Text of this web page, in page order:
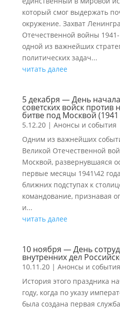
который смог выдержать
окружение. Захват
Отечественной войны 1941-
одной из важнейших
политических задач...
читать далее
5 декабря — День
советских войск против
битве под Москвой (1941
5.12.20| Анонсы и события
Одним из важнейших
Великой Отечественной
Москвой, развернувшаяся
первые месяцы 1941\42
ближних подступах к
командование, признавая
и...
читать далее
10 ноября — День
внутренних дел
10.11.20| Анонсы и события
История этого праздника
году, когда по указу
была создана первая